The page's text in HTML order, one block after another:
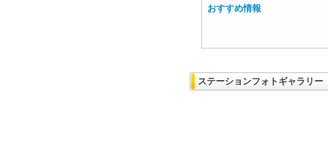
おすすめ情報
ステーションフォトギャラリー